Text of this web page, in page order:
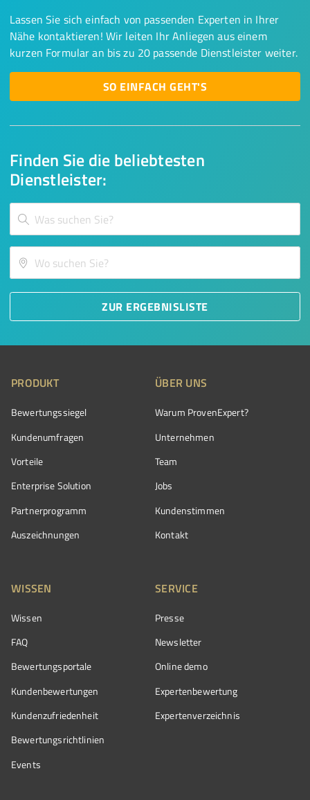
Finden Sie die beliebtesten
Dienstleister:
ZUR ERGEBNISLISTE
Lassen Sie sich einfach von passenden Experten in Ihrer
Nähe kontaktieren! Wir leiten Ihr Anliegen aus einem
kurzen Formular an bis zu 20 passende Dienstleister weiter.
SO EINFACH GEHT'S
PRODUKT
Bewertungssiegel
Kundenumfragen
Vorteile
Enterprise Solution
Partnerprogramm
Auszeichnungen
ÜBER UNS
Warum ProvenExpert?
Unternehmen
Team
Jobs
Kundenstimmen
Kontakt
WISSEN
Wissen
FAQ
Bewertungsportale
Kundenbewertungen
Kundenzufriedenheit
Bewertungs­richtlinien
Events
SERVICE
Presse
Newsletter
Online demo
Expertenbewertung
Expertenverzeichnis